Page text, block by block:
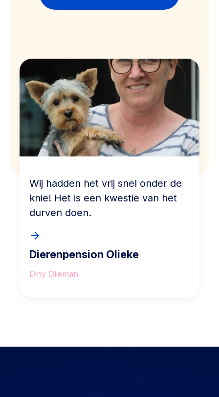
Wij hadden het vrij snel onder de
knie! Het is een kwestie van het
durven doen.
Dierenpension Olieke
Diny Olieman